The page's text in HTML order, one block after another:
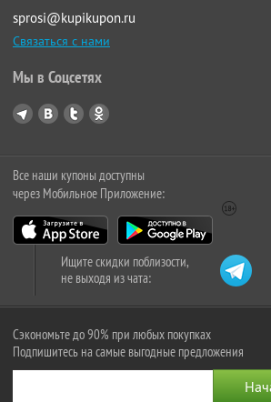
sprosi@kupikupon.ru
Связаться с нами
Мы в Соцсетях
Все наши купоны доступны
через Мобильное Приложение:
Ищите скидки поблизости,
не выходя из чата:
Сэкономьте до 90% при любых покупках
Подпишитесь на самые выгодные предложения